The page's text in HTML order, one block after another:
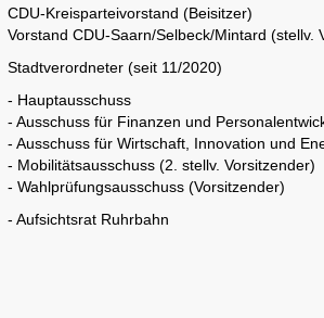
07
08
CDU-Kreisparteivorstand (Beisitzer)
Vorstand CDU-Saarn/Selbeck/Mintard (stellv.
Stadtverordneter (seit 11/2020)
- Hauptausschuss
- Ausschuss für Finanzen und
- Ausschuss für Wirtschaft, Innovation und
- Mobilitätsausschuss (2. stellv. Vorsitzender)
- Wahlprüfungsausschuss (Vorsitzender)
- Aufsichtsrat Ruhrbahn